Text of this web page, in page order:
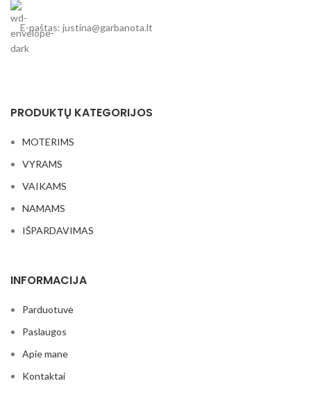
E-paštas: justina@garbanota.lt
PRODUKTŲ KATEGORIJOS
MOTERIMS
VYRAMS
VAIKAMS
NAMAMS
IŠPARDAVIMAS
INFORMACIJA
Parduotuvė
Paslaugos
Apie mane
Kontaktai